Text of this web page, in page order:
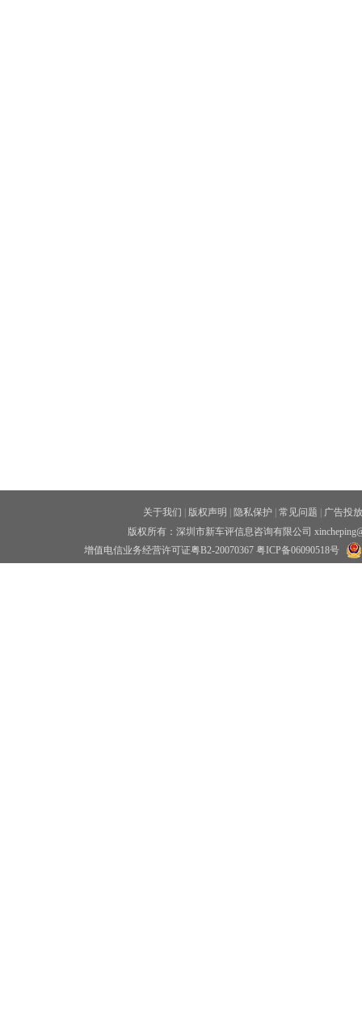
关于我们 版权声明 隐私保护 常见问题
广告投放
版权所有：深圳市新车评信息咨询有限公司
增值电信业务经营许可证粤B2-20070367 粤ICP备06090518号